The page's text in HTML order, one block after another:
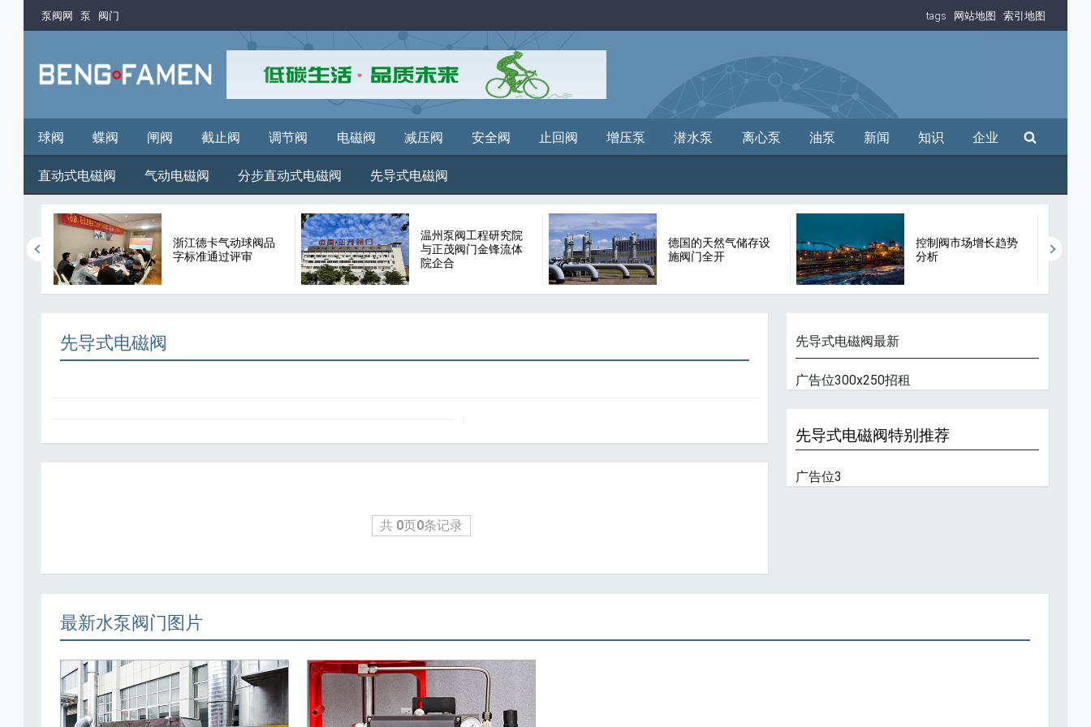
泵阀网 泵 阀门 tags 网站地图 索引地图
球阀 蝶阀 闸阀 截止阀 调节阀 电磁阀 减压阀 安全阀 止回阀 增压泵 潜水泵 离心泵 油泵 新闻 知识 企业 搜索
直动式电磁阀 气动电磁阀 分步直动式电磁阀 先导式电磁阀
浙江德卡气动球阀品
字标准通过评审
温州泵阀工程研究院
与正茂阀门金锋流体
院企合
德国的天然气储存设
施阀门全开
控制阀市场增长趋势
分析
先导式电磁阀
共 0页0条记录
先导式电磁阀最新
广告位300x250招租
先导式电磁阀特别推荐
广告位3
最新水泵阀门图片